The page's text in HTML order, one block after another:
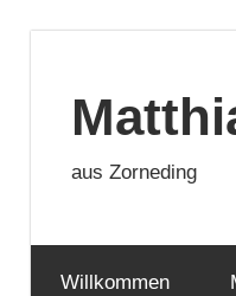
springen
aus Zorneding
Willkommen